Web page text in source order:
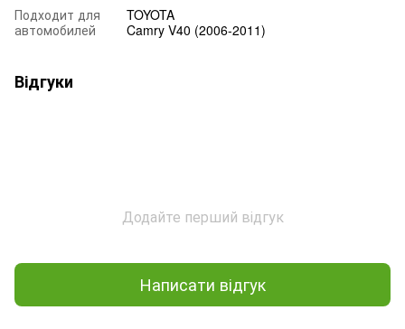
Подходит для
автомобилей
TOYOTA
Camry V40 (2006-2011)
Відгуки
Додайте перший відгук
Написати відгук